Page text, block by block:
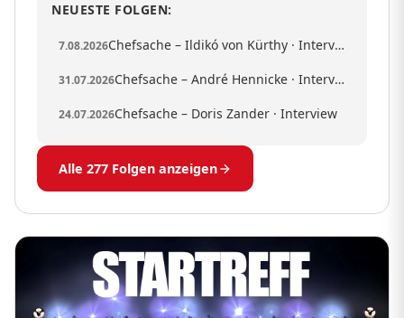
NEUESTE FOLGEN:
7.08.2026 Chefsache – Ildikó von Kürthy · Interview
31.07.2026 Chefsache – André Hennicke · Interview
24.07.2026Chefsache – Doris Zander · Interview
Alle 277 Folgen anzeigen